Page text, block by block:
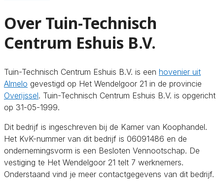
Over Tuin-Technisch
Centrum Eshuis B.V.
Tuin-Technisch Centrum Eshuis B.V. is een hovenier uit
Almelo gevestigd op Het Wendelgoor 21 in de provincie
Overijssel. Tuin-Technisch Centrum Eshuis B.V. is opgericht
op 31-05-1999.
Dit bedrijf is ingeschreven bij de Kamer van Koophandel.
Het KvK-nummer van dit bedrijf is 06091486 en de
ondernemingsvorm is een Besloten Vennootschap. De
vestiging te Het Wendelgoor 21 telt 7 werknemers.
Onderstaand vind je meer contactgegevens van dit bedrijf.